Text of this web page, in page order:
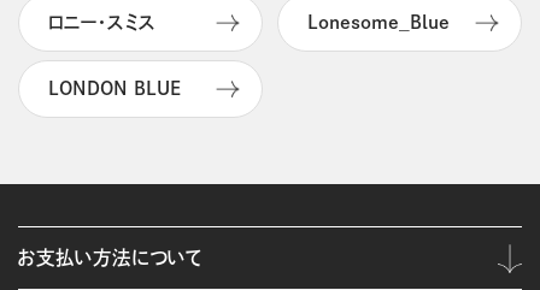
ロニー・スミス Lonesome_Blue
LONDON BLUE
お支払い方法について